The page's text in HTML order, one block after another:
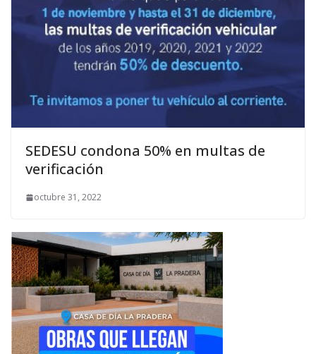
SEDESU condona 50% en multas de
verificación
octubre 31, 2022